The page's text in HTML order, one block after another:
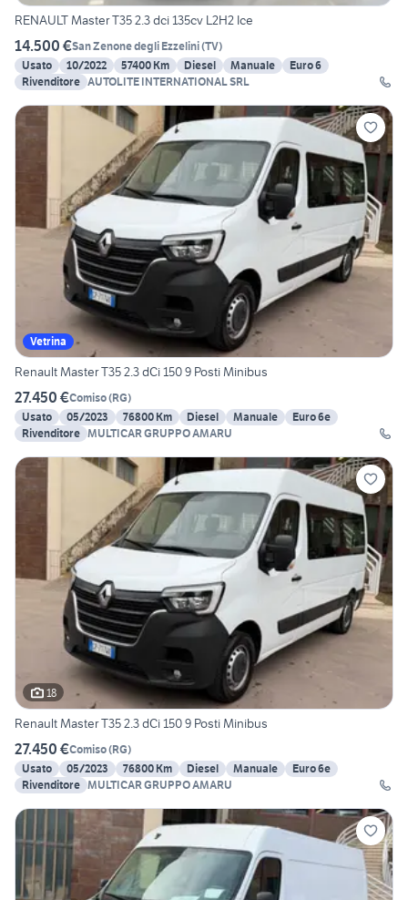
RENAULT Master T35 2.3 dci 135cv L2H2 Ice
14.500 €San Zenone degli Ezzelini(TV)
Usato
10/2022 57400 Km Diesel Manuale
Euro 6
Rivenditore AUTOLITE INTERNATIONAL SRL
Vetrina
Renault Master T35 2.3 dCi 150 9 Posti Minibus
27.450 €Comiso(RG)
Usato
05/2023 76800 Km Diesel Manuale
Euro 6e
Rivenditore MULTICAR GRUPPO AMARU
18
Renault Master T35 2.3 dCi 150 9 Posti Minibus
27.450 €Comiso(RG)
Usato
05/2023 76800 Km Diesel Manuale
Euro 6e
Rivenditore MULTICAR GRUPPO AMARU